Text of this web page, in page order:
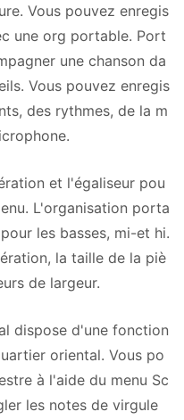
Vous pouvez enregis
une org portable. Port
une chanson da
Vous pouvez enregis
des rythmes, de la m
et l'égaliseur pou
L'organisation porta
les basses, mi-et hi.
la taille de la piè
de largeur.
dispose d'une fonction
oriental. Vous po
à l'aide du menu Sc
les notes de virgule